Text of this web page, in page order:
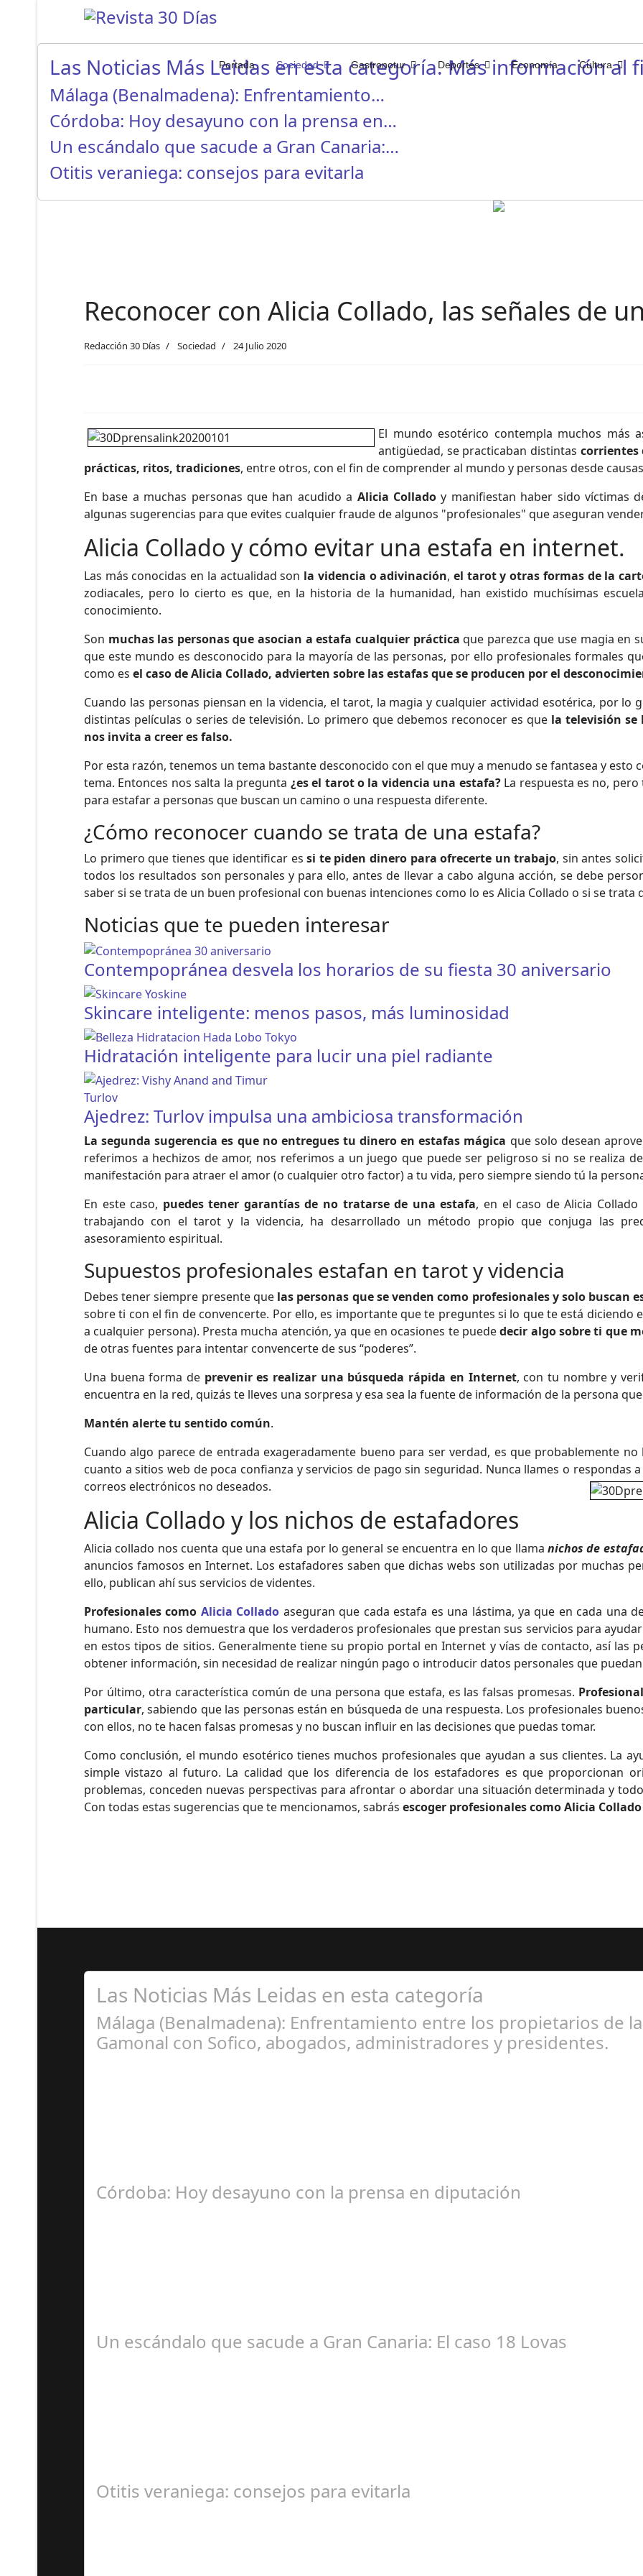
Portada Sociedad Gastronotur Deportes Economía Cultura
Las Noticias Más Leidas en esta categoría. Más información al
Málaga (Benalmadena): Enfrentamiento…
Córdoba: Hoy desayuno con la prensa en…
Un escándalo que sacude a Gran Canaria:…
Otitis veraniega: consejos para evitarla
Reconocer con Alicia Collado, las señales de
Redacción 30 Días Sociedad 24 Julio 2020
El mundo esotérico contempla muchos más
antigüedad, se practicaban distintas corrientes
prácticas, ritos, tradiciones, entre otros, con el fin de comprender al mundo y personas desde
En base a muchas personas que han acudido a Alicia Colladoy manifiestan haber sido víctimas
algunas sugerencias para que evites cualquier fraude de algunos "profesionales" que aseguran
Alicia Collado y cómo evitar una estafa en internet.
Las más conocidas en la actualidad son la videncia o adivinación,el tarot y otras formas de la
zodiacales, pero lo cierto es que, en la historia de la humanidad, han existido muchísimas
conocimiento.
Son muchas las personas que asocian a estafa cualquier práctica que parezca que use magia en
que este mundo es desconocido para la mayoría de las personas, por ello profesionales formales
como es el caso de Alicia Collado, advierten sobre las estafas que se producen por el
Cuando las personas piensan en la videncia, el tarot, la magia y cualquier actividad esotérica, por lo
distintas películas o series de televisión. Lo primero que debemos reconocer es que la televisión se
nos invita a creer es falso.
Por esta razón, tenemos un tema bastante desconocido con el que muy a menudo se fantasea y esto
tema. Entonces nos salta la pregunta ¿es el tarot o la videncia una estafa?La respuesta es no,
para estafar a personas que buscan un camino o una respuesta diferente.
¿Cómo reconocer cuando se trata de una estafa?
Lo primero que tienes que identificar essi te piden dinero para ofrecerte un trabajo, sin antes
todos los resultados son personales y para ello, antes de llevar a cabo alguna acción, se debe
saber si se trata de un buen profesional con buenas intenciones como lo es Alicia Collado o si se trata
Noticias que te pueden interesar
Contempopránea desvela los horarios de su fiesta 30 aniversario
Skincare inteligente: menos pasos, más luminosidad
Hidratación inteligente para lucir una piel radiante
Ajedrez: Turlov impulsa una ambiciosa transformación
La segunda sugerencia es que no entregues tu dinero en estafas mágica que solo desean
referimos a hechizos de amor, nos referimos a un juego que puede ser peligroso si no se realiza
manifestación para atraer el amor (o cualquier otro factor) a tu vida, pero siempre siendo tú la
En este caso, puedes tener garantías de no tratarse de una estafa, en el caso de Alicia
trabajando con el tarot y la videncia, ha desarrollado un método propio que conjuga las
asesoramiento espiritual.
Supuestos profesionales estafan en tarot y videncia
Debes tener siempre presente que las personas que se venden como profesionales y solo buscan
sobre ti con el fin de convencerte. Por ello, es importante que te preguntes si lo que te está diciendo
a cualquier persona). Presta mucha atención, ya que en ocasiones te puededecir algo sobre ti que
de otras fuentes para intentar convencerte de sus “poderes”.
Una buena forma de prevenir es realizar una búsqueda rápida en Internet, con tu nombre y
encuentra en la red, quizás te lleves una sorpresa y esa sea la fuente de información de la persona
Mantén alerte tu sentido común.
Cuando algo parece de entrada exageradamente bueno para ser verdad, es que probablemente
cuanto a sitios web de poca confianza y servicios de pago sin seguridad. Nunca llames o respondas
correos electrónicos no deseados.
Alicia Collado y los nichos de estafadores
Alicia collado nos cuenta que una estafa por lo general se encuentra en lo que llama nichos de
anuncios famosos en Internet. Los estafadores saben que dichas webs son utilizadas por muchas
ello, publican ahí sus servicios de videntes.
Profesionales como Alicia Collado aseguran que cada estafa es una lástima, ya que en cada una
humano. Esto nos demuestra que los verdaderos profesionales que prestan sus servicios para
en estos tipos de sitios. Generalmente tiene su propio portal en Internet y vías de contacto, así las
obtener información, sin necesidad de realizar ningún pago o introducir datos personales que
Por último, otra característica común de una persona que estafa, es las falsas promesas.
particular, sabiendo que las personas están en búsqueda de una respuesta. Los profesionales
con ellos, no te hacen falsas promesas y no buscan influir en las decisiones que puedas tomar.
Como conclusión, el mundo esotérico tienes muchos profesionales que ayudan a sus clientes. La
simple vistazo al futuro. La calidad que los diferencia de los estafadores es que proporcionan
problemas, conceden nuevas perspectivas para afrontar o abordar una situación determinada y
Con todas estas sugerencias que te mencionamos, sabrás escoger profesionales como Alicia
Las Noticias Más Leidas en esta categoría
Málaga (Benalmadena): Enfrentamiento entre los propietarios de
Gamonal con Sofico, abogados, administradores y presidentes.
Córdoba: Hoy desayuno con la prensa en diputación
Un escándalo que sacude a Gran Canaria: El caso 18 Lovas
Otitis veraniega: consejos para evitarla